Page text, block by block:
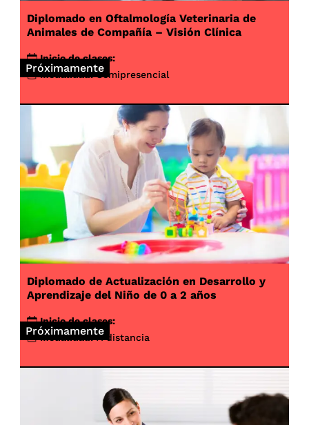
Próximamente
Diplomado en Oftalmología Veterinaria de
Animales de Compañía – Visión Clínica
Inicio de clases:
Modalidad: Semipresencial
Próximamente
Diplomado de Actualización en Desarrollo y
Aprendizaje del Niño de 0 a 2 años
Inicio de clases:
Modalidad: A distancia